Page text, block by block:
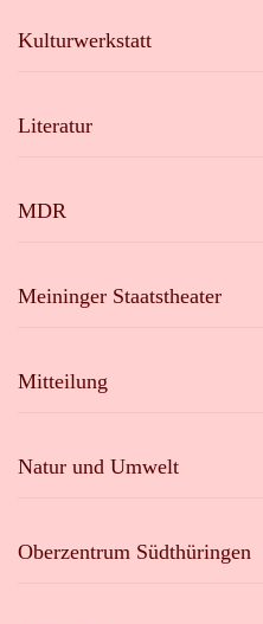
Kulturwerkstatt
Literatur
MDR
Meininger Staatstheater
Mitteilung
Natur und Umwelt
Oberzentrum Südthüringen